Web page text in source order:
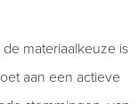
materiaalkeuze is
aan een actieve